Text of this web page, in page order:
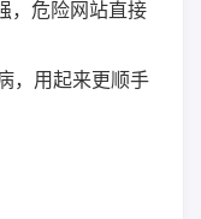
，危险网站直接
，用起来更顺手